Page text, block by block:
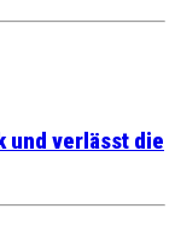
und verlässt die